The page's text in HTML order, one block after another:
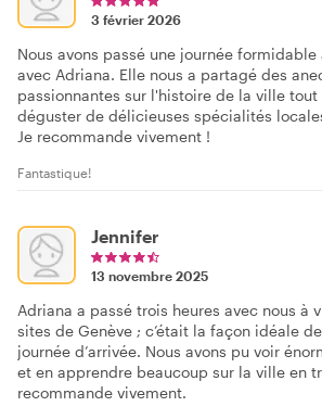
3 février 2026
Nous avons passé une journée
avec Adriana. Elle nous a partagé des
passionnantes sur l'histoire de la ville tout
déguster de délicieuses spécialités
Je recommande vivement !
Fantastique!
Jennifer
13 novembre 2025
Adriana a passé trois heures avec nous à
sites de Genève ; c’était la façon idéale
journée d’arrivée. Nous avons pu voir
et en apprendre beaucoup sur la ville en
recommande vivement.